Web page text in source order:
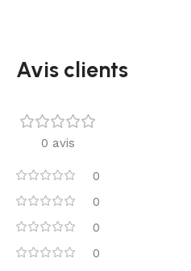
Avis clients
0 avis
0
0
0
0